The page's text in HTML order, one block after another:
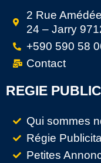
2 Rue
24 – Jarry
+590 590 58
Contact
REGIE
Qui sommes
Régie
Petites